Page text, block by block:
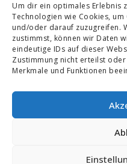
Um dir ein optimales Erlebnis
Technologien wie Cookies,
und/oder darauf zuzugreifen.
zustimmst, können wir Daten
eindeutige IDs auf dieser
Zustimmung nicht erteilst
Merkmale und Funktionen
Schreibe einen